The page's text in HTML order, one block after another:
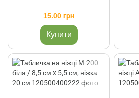
15.00 грн
Купити